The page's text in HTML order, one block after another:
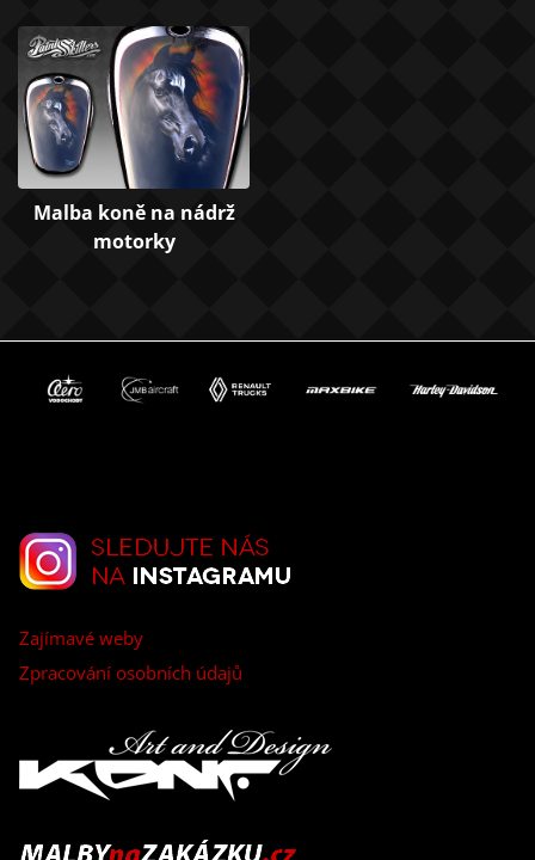
Malba koně na nádrž
motorky
Zajímavé weby
Zpracování osobních údajů